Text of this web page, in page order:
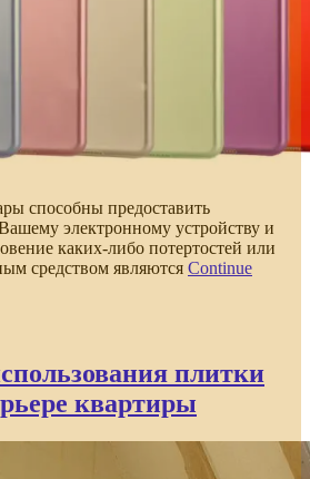
способны предоставить
электронному устройству и
каких-либо потертостей или
средством являются Continue
плитки
квартиры